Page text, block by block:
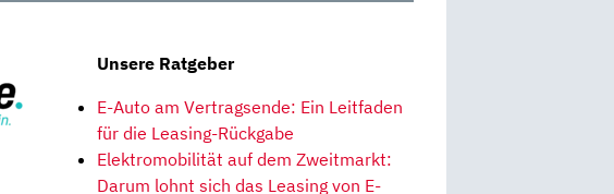
Unsere Ratgeber
E-Auto am Vertragsende: Ein Leitfaden
für die Leasing-Rückgabe
Elektromobilität auf dem Zweitmarkt:
Darum lohnt sich das Leasing von E-